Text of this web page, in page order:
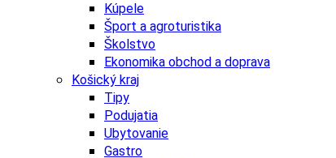
Kúpele
Šport a agroturistika
Školstvo
Ekonomika obchod a doprava
Košický kraj
Tipy
Podujatia
Ubytovanie
Gastro